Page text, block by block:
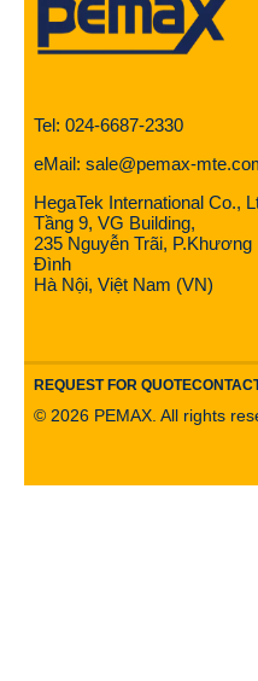
Tel: 024-6687-2330
eMail: sale@pemax-
HegaTek International Co.,
Tầng 9, VG Building,
235 Nguyễn Trãi, P.Khương
Đình
Hà Nội, Việt Nam (VN)
REQUEST FOR QUOTE
© 2026 PEMAX. All rights